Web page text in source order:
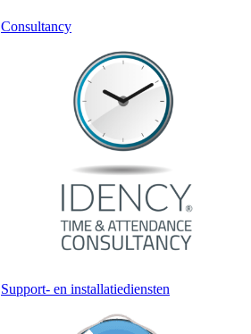
Consultancy
Support- en installatiediensten